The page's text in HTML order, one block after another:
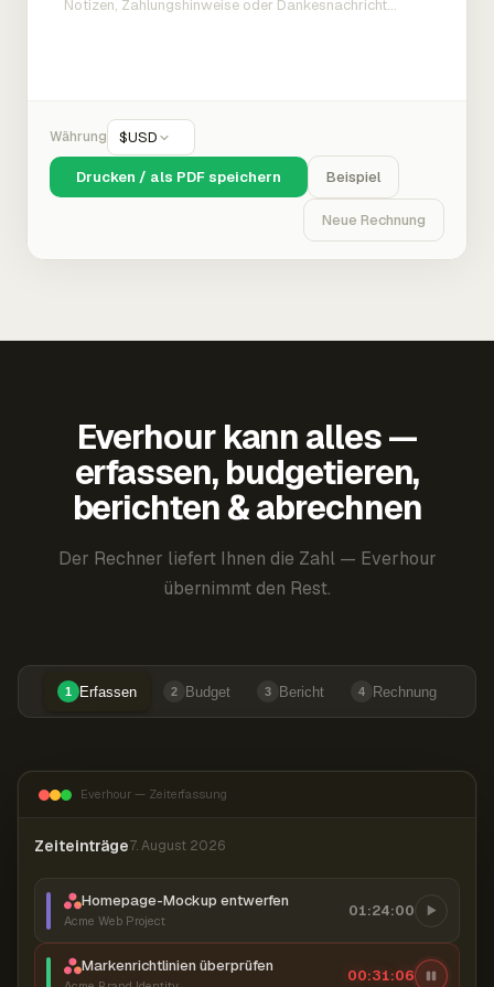
Währung $USD
Drucken / als PDF speichern Beispiel
Neue Rechnung
Everhour kann alles —
erfassen, budgetieren,
berichten & abrechnen
Der Rechner liefert Ihnen die Zahl — Everhour
übernimmt den Rest.
1 Erfassen 2 Budget 3 Bericht 4 Rechnung
Everhour — Zeiterfassung
Zeiteinträge7. August 2026
Homepage-Mockup entwerfen
Acme Web Project
01:24:00
Markenrichtlinien überprüfen 00:31:07